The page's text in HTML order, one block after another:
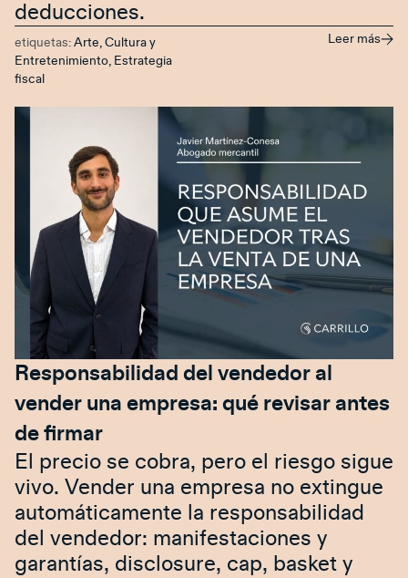
deducciones.
etiquetas: Arte, Cultura y
Entretenimiento Estrategia
fiscal
Leer más
Responsabilidad del vendedor al
vender una empresa: qué revisar antes
de firmar
El precio se cobra, pero el riesgo sigue
vivo. Vender una empresa no extingue
automáticamente la responsabilidad
del vendedor: manifestaciones y
garantías, disclosure, cap, basket y